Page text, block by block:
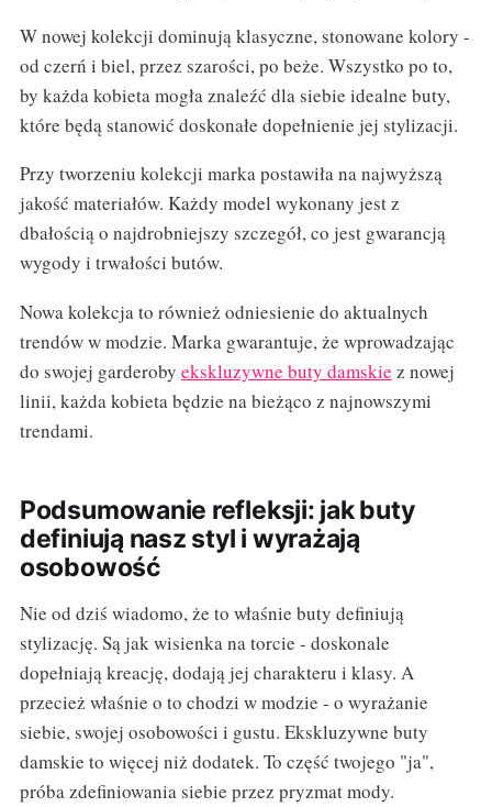
W nowej kolekcji dominują klasyczne, stonowane kolory -
od czerń i biel, przez szarości, po beże. Wszystko po to,
by każda kobieta mogła znaleźć dla siebie idealne buty,
które będą stanowić doskonałe dopełnienie jej stylizacji.
Przy tworzeniu kolekcji marka postawiła na najwyższą
jakość materiałów. Każdy model wykonany jest z
dbałością o najdrobniejszy szczegół, co jest gwarancją
wygody i trwałości butów.
Nowa kolekcja to również odniesienie do aktualnych
trendów w modzie. Marka gwarantuje, że wprowadzając
do swojej garderoby ekskluzywne buty damskie z nowej
linii, każda kobieta będzie na bieżąco z najnowszymi
trendami.
Podsumowanie refleksji: jak buty
definiują nasz styl i wyrażają
osobowość
Nie od dziś wiadomo, że to właśnie buty definiują
stylizację. Są jak wisienka na torcie - doskonale
dopełniają kreację, dodają jej charakteru i klasy. A
przecież właśnie o to chodzi w modzie - o wyrażanie
siebie, swojej osobowości i gustu. Ekskluzywne buty
damskie to więcej niż dodatek. To część twojego "ja",
próba zdefiniowania siebie przez pryzmat mody.